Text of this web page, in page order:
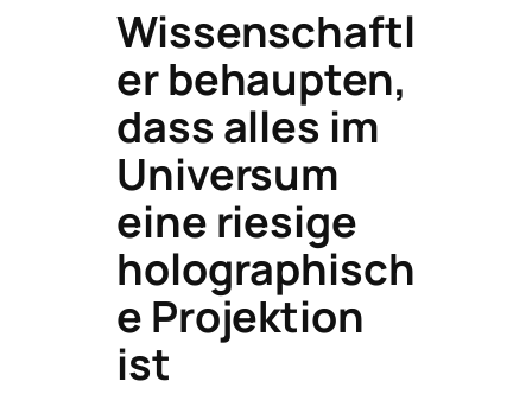
Wissenschaftl
er behaupten,
dass alles im
Universum
eine riesige
holographisch
e Projektion
ist